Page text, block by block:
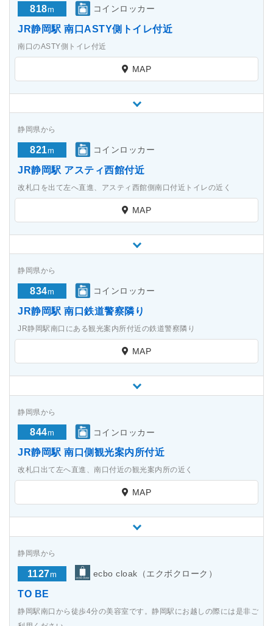
818m コインロッカー
JR静岡駅 南口ASTY側トイレ付近
南口のASTY側トイレ付近
MAP
静岡県から
821m コインロッカー
JR静岡駅 アスティ西館付近
改札口を出て左へ直進、アスティ西館側南口付近トイレの近く
MAP
静岡県から
834m コインロッカー
JR静岡駅 南口鉄道警察隣り
JR静岡駅南口にある観光案内所付近の鉄道警察隣り
MAP
静岡県から
844m コインロッカー
JR静岡駅 南口側観光案内所付近
改札口出て左へ直進、南口付近の観光案内所の近く
MAP
静岡県から
1127m ecbo cloak（エクボクローク）
TO BE
静岡駅南口から徒歩4分の美容室です。静岡駅にお越しの際には是非ご